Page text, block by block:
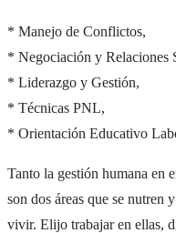
* Manejo de Conflictos,
* Negociación y Relaciones
* Liderazgo y Gestión,
* Técnicas PNL,
* Orientación Educativo
Tanto la gestión humana en
son dos áreas que se nutren
vivir. Elijo trabajar en ellas,